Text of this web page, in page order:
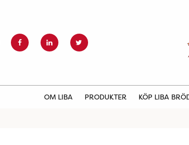
OM LIBA PRODUKTER KÖP LIBA